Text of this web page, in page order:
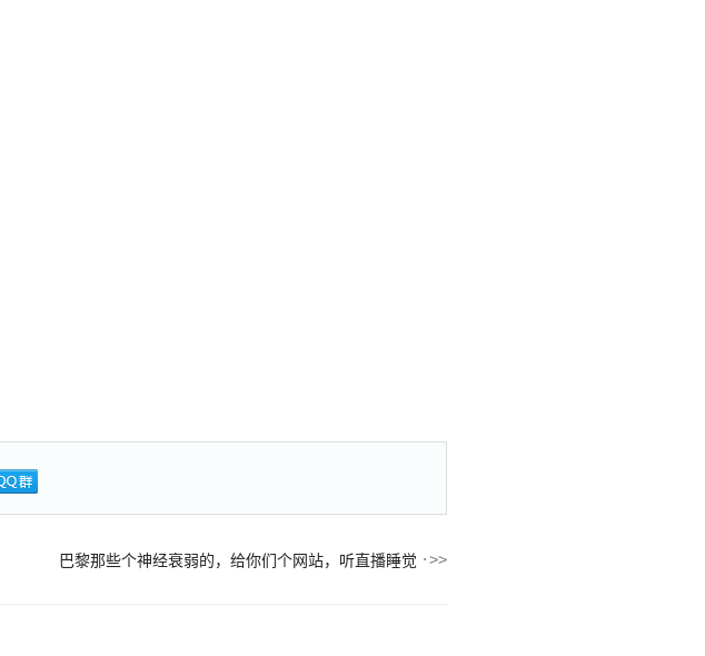
巴黎那些个神经衰弱的，给你们个网站，听直播睡觉